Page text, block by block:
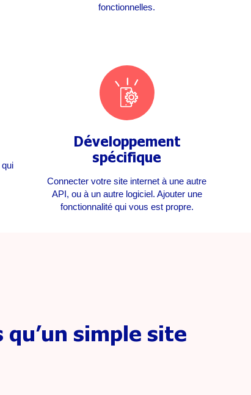
fonctionnelles.
Développement
spécifique
Connecter votre site internet à une autre
API, ou à un autre logiciel. Ajouter une
fonctionnalité qui vous est propre.
simple site